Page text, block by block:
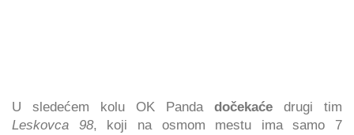
U sledećem kolu OK Panda dočekaće drugi tim
Leskovca 98, koji na osmom mestu ima samo 7